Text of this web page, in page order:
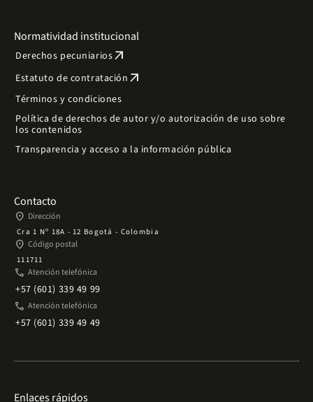
Normatividad institucional
Derechos pecuniariosarrow_outward
Estatuto de contratación arrow_outward
Términos y condiciones
Política de derechos de autor y/o autorización de uso sobre
los contenidos
Transparencia y acceso a la información pública
Contacto
place Dirección
Cra 1 Nº 18A - 12 Bogotá - Colombia
place Código postal
111711
phone Atención telefónica
+57 (601) 339 49 99
phone Atención telefónica
+57 (601) 339 49 49
Enlaces rápidos